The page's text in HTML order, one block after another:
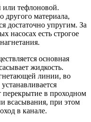
тефлоновой.
другого материала,
достаточно упругим. За
насосах есть строгое
основная
жидкость.
линии, во
перекрытие в проходном
всасывания, при этом
в канале.